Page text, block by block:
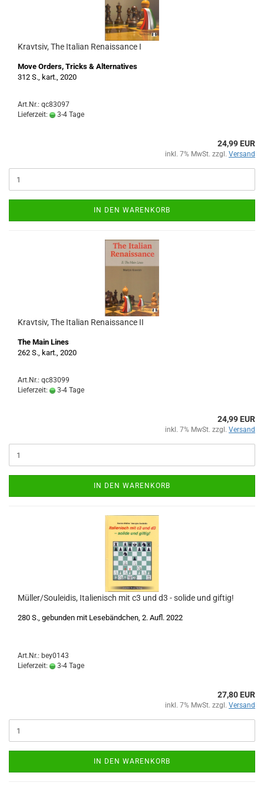
Kravtsiv, The Italian Renaissance I
Move Orders, Tricks & Alternatives
312 S., kart., 2020
Art.Nr.: qc83097
Lieferzeit:
3-4 Tage
24,99 EUR
inkl. 7% MwSt. zzgl. Versand
IN DEN WARENKORB
Kravtsiv, The Italian Renaissance II
The Main Lines
262 S., kart., 2020
Art.Nr.: qc83099
Lieferzeit:
3-4 Tage
24,99 EUR
inkl. 7% MwSt. zzgl. Versand
IN DEN WARENKORB
Müller/Souleidis, Italienisch mit c3 und d3 - solide und giftig!
280 S., gebunden mit Lesebändchen, 2. Aufl. 2022
Art.Nr.: bey0143
Lieferzeit:
3-4 Tage
27,80 EUR
inkl. 7% MwSt. zzgl. Versand
IN DEN WARENKORB